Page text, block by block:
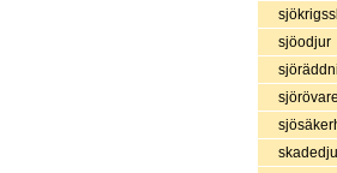
sjöodjur
sjörövare